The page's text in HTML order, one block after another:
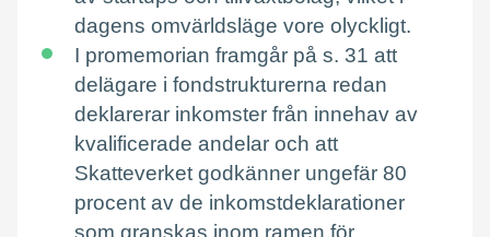
dagens omvärldsläge vore olyckligt.
I promemorian framgår på s. 31 att
delägare i fondstrukturerna redan
deklarerar inkomster från innehav av
kvalificerade andelar och att
Skatteverket godkänner ungefär 80
procent av de inkomstdeklarationer
som granskas inom ramen för